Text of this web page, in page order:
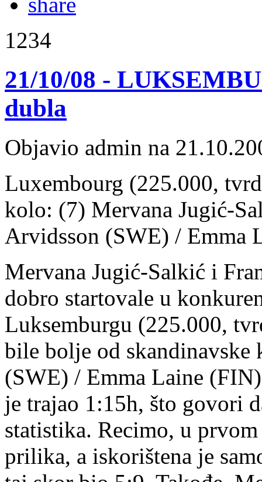
1234
21/10/08 -
dubla
Objavio admin na
Luxembourg (225.000,
kolo: (7) Mervana Jugić-
Arvidsson (SWE) / Emma
Mervana Jugić-Salkić i
dobro startovale u
Luksemburgu (225.000,
bile bolje od
(SWE) / Emma Laine
je trajao 1:15h, što govori
statistika. Recimo, u
prilika, a iskorištena je